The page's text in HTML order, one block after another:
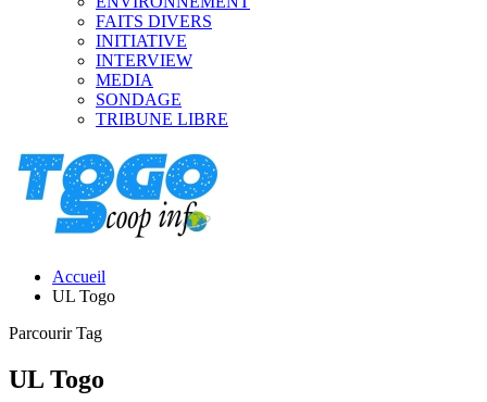
FAITS DIVERS
INITIATIVE
INTERVIEW
MEDIA
SONDAGE
TRIBUNE LIBRE
Accueil
UL Togo
Parcourir Tag
UL Togo